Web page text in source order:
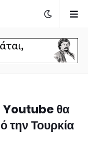
Youtube θα
την Τουρκία